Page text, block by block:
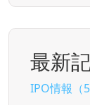
最新
IPO情報（